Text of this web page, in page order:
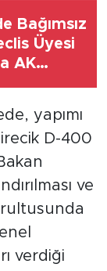
Bağımsız
Üyesi
AK
yapımı
D-400
ve
verdiği